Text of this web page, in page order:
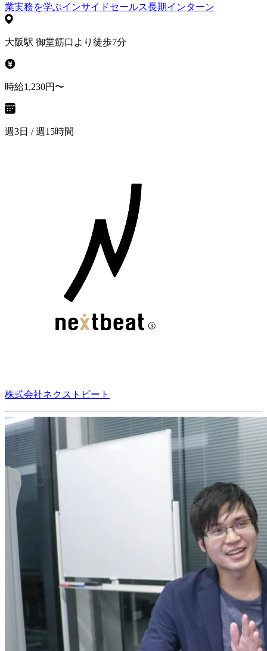
業実務を学ぶインサイドセールス長期インターン
大阪駅 御堂筋口より徒歩7分
時給1,230円〜
週3日 / 週15時間
株式会社ネクストビート